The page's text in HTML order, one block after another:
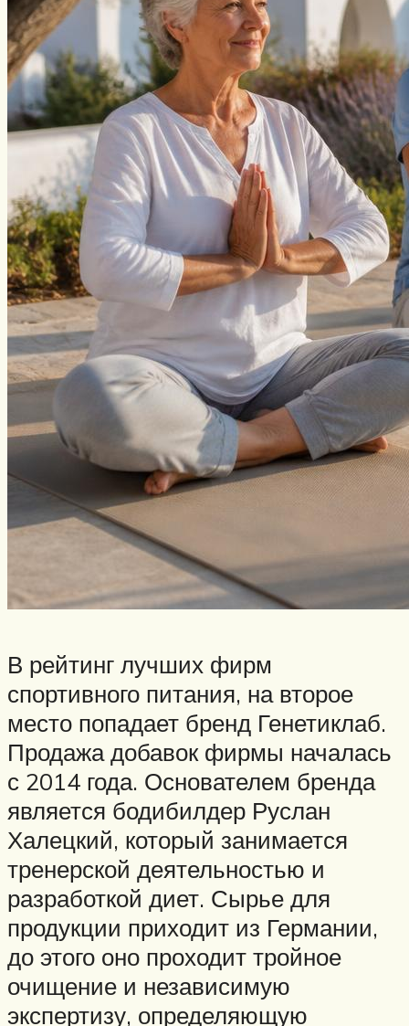
В рейтинг лучших фирм
спортивного питания, на второе
место попадает бренд Генетиклаб.
Продажа добавок фирмы началась
с 2014 года. Основателем бренда
является бодибилдер Руслан
Халецкий, который занимается
тренерской деятельностью и
разработкой диет. Сырье для
продукции приходит из Германии,
до этого оно проходит тройное
очищение и независимую
экспертизу, определяющую